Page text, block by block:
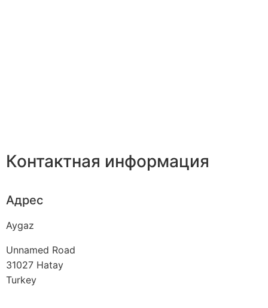
Контактная информация
Адрес
Aygaz
Unnamed Road
31027 Hatay
Turkey